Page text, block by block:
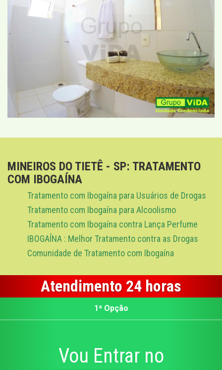
MINEIROS DO TIETÊ - SP: TRATAMENTO
COM IBOGAÍNA
Tratamento com Ibogaína para Usuários de Drogas
Tratamento com Ibogaína para Alcoolismo
Tratamento com Ibogaína contra Lança Perfume
IBOGAÍNA : Melhor Tratamento contra as Drogas
Comunidade de Tratamento com Ibogaína
Atendimento 24 horas
1ª Opção
Vou Entrar no